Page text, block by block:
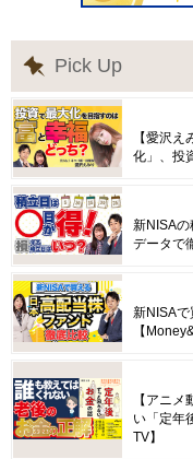
Pick Up
【愛沢
化」、投
新NISA
データで
新NISAで
【
【アニ
い「定年
TV】